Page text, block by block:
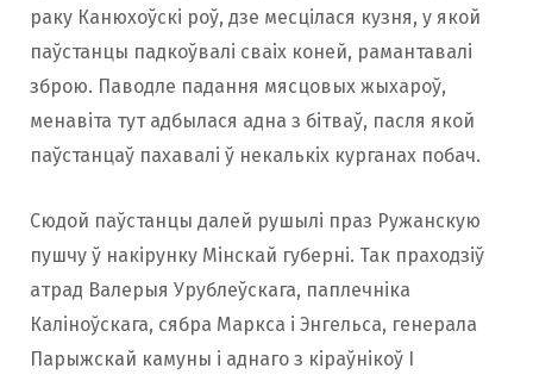
раку Канюхоўскі роў, дзе месцілася кузня, у якой
паўстанцы падкоўвалі сваіх коней, рамантавалі
зброю. Паводле падання мясцовых жыхароў,
менавіта тут адбылася адна з бітваў, пасля якой
паўстанцаў пахавалі ў некалькіх курганах побач.
Сюдой паўстанцы далей рушылі праз Ружанскую
пушчу ў накірунку Мінскай губерні. Так праходзіў
атрад Валерыя Урублеўскага, паплечніка
Каліноўскага, сябра Маркса і Энгельса, генерала
Парыжскай камуны і аднаго з кіраўнікоў І